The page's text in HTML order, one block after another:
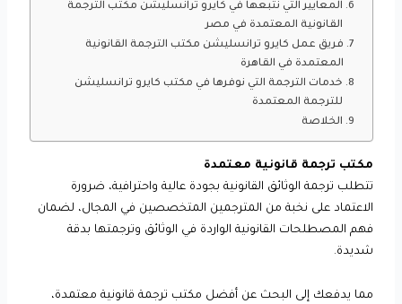
المعايير التي نتبعها في كايرو ترانسليشن مكتب الترجمة
القانونية المعتمدة في مصر
فريق عمل كايرو ترانسليشن مكتب الترجمة القانونية
المعتمدة في القاهرة
خدمات الترجمة التي نوفرها في مكتب كايرو ترانسليشن
للترجمة المعتمدة
الخلاصة
مكتب ترجمة قانونية معتمدة
تتطلب ترجمة الوثائق القانونية بجودة عالية واحترافية، ضرورة
الاعتماد على نخبة من المترجمين المتخصصين في المجال، لضمان
فهم المصطلحات القانونية الواردة في الوثائق وترجمتها بدقة
شديدة.
مما يدفعك إلى البحث عن أفضل مكتب ترجمة قانونية معتمدة،